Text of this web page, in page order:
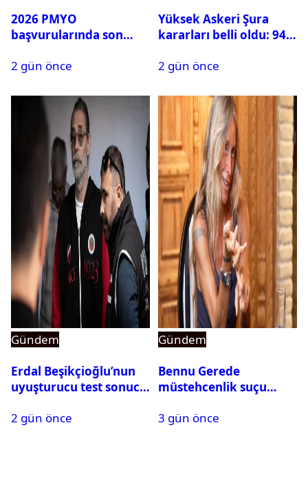
2026 PMYO
başvurularında son
2 gün önce
Yüksek Askeri Şura
kararları belli oldu: 94
2 gün önce
Gündem
Erdal Beşikçioğlu’nun
uyuşturucu test sonucu
2 gün önce
Gündem
Bennu Gerede
müstehcenlik suçu
alındı
3 gün önce